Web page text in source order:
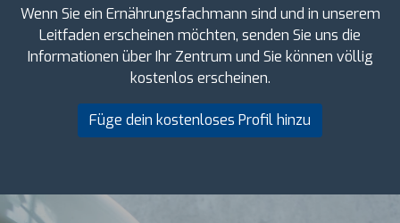
Wenn Sie ein Ernährungsfachmann sind und in unserem
Leitfaden erscheinen möchten, senden Sie uns die
Informationen über Ihr Zentrum und Sie können völlig
kostenlos erscheinen.
Füge dein kostenloses Profil hinzu